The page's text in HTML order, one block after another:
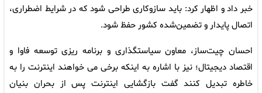
خبر داد و اظهار کرد: باید سازوکاری طراحی شود که در شرایط اضطراری،
اتصال پایدار و تضمین‌شده کشور حفظ شود.
احسان چیت‌ساز، معاون سیاستگذاری و برنامه ریزی توسعه فاوا و
اقتصاد دیجیتال؛ نیز با اشاره به اینکه برخی می خواهند اینترنت را به
خاطره تبدیل کنند گفت بازگشایی اینترنت پس از بحران بنیان